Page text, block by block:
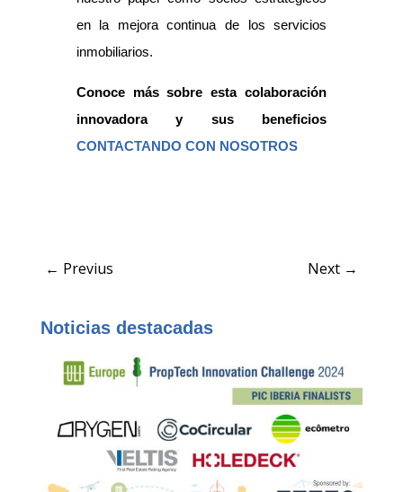
en la mejora continua de los servicios
inmobiliarios.
Conoce más sobre esta colaboración
innovadora y sus beneficios
CONTACTANDO CON NOSOTROS
← Previus Next →
Noticias destacadas